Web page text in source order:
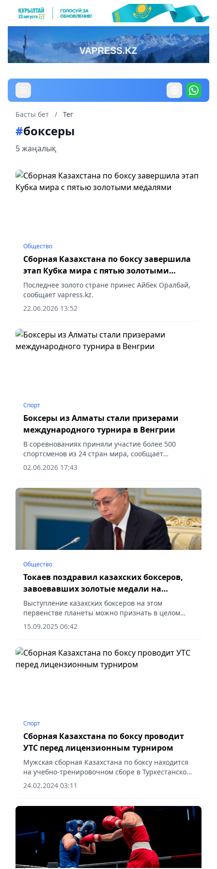
Басты бет / Тег
#боксеры
5 жаңалық
Общество
Сборная Казахстана по боксу завершила
этап Кубка мира с пятью золотыми
медалями
Последнее золото стране принес Айбек Оралбай,
сообщает vapress.kz.
22.06.2026 13:52
Спорт
Боксеры из Алматы стали призерами
международного турнира в Венгрии
В соревнованиях приняли участие более 500
спортсменов из 24 стран мира, сообщает
vecher.kz.
02.06.2026 17:43
Общество
Токаев поздравил казахских боксеров,
завоевавших золотые медали на
первенстве планеты
Выступление казахских боксеров на этом
первенстве планеты можно признать в целом
успешным, сообщает Vecher.kz.
15.09.2025 06:42
Спорт
Сборная Казахстана по боксу проводит
УТС перед лицензионным турниром
Мужская сборная Казахстана по боксу находится
на учебно-тренировочном сборе в Туркестанской
области, где готовится к лицензионному турниру
в итальянском Бусто-Арсицио.
24.02.2024 03:11